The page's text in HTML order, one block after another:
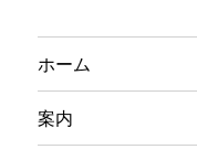
ホーム
案内